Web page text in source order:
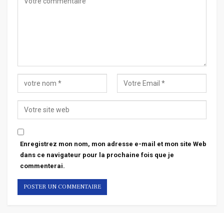
Enregistrez mon nom, mon adresse e-mail et mon site Web
dans ce navigateur pour la prochaine fois que je
commenterai.